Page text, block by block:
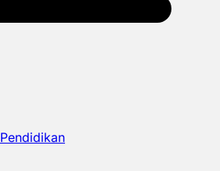
Pendidikan